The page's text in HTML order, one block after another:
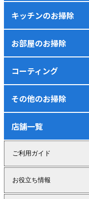
キッチンのお掃除
お部屋のお掃除
コーティング
その他のお掃除
店舗一覧
ご利用ガイド
お役立ち情報